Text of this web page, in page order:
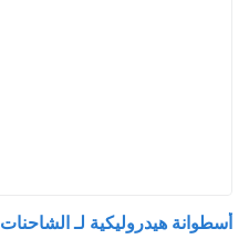
أسطوانة هيدروليكية لـ الشاحنات Renault Premium